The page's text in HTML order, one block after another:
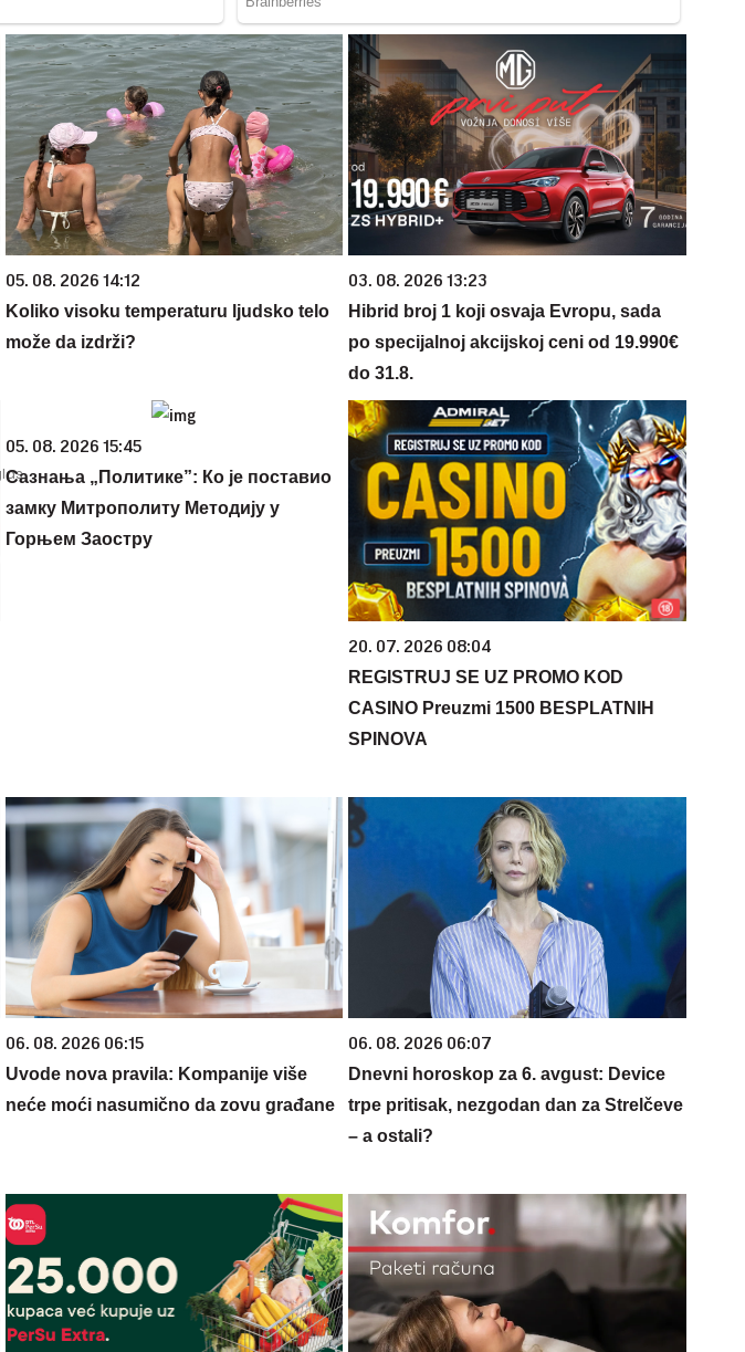
05. 08. 2026 14:12
Koliko visoku temperaturu ljudsko telo
može da izdrži?
03. 08. 2026 13:23
Hibrid broj 1 koji osvaja Evropu, sada
po specijalnoj akcijskoj ceni od 19.990€
do 31.8.
05. 08. 2026 15:45
Сазнања „Политике”: Ко је поставио
замку Митрополиту Методију у
Горњем Заостру
20. 07. 2026 08:04
REGISTRUJ SE UZ PROMO KOD
CASINO Preuzmi 1500 BESPLATNIH
SPINOVA
06. 08. 2026 06:15
Uvode nova pravila: Kompanije više
neće moći nasumično da zovu građane
06. 08. 2026 06:07
Dnevni horoskop za 6. avgust: Device
trpe pritisak, nezgodan dan za Strelčeve
– a ostali?